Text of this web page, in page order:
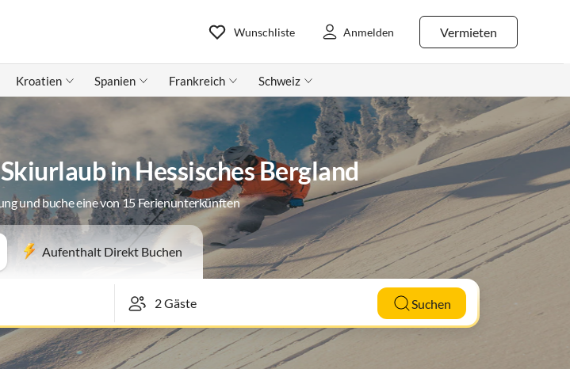
Vermieten
Wunschliste Anmelden
Kroatien Spanien Frankreich Schweiz
in Hessisches Bergland
und buche eine von 15 Ferienunterkünften
Aufenthalt Direkt Buchen
Suchen